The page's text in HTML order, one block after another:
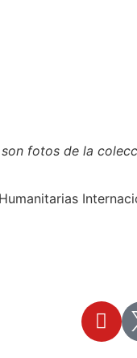
fotos de la